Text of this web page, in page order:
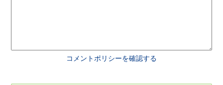
コメントポリシーを確認する